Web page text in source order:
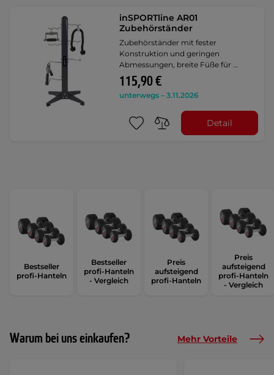
inSPORTline AR01
Zubehörständer
Zubehörständer mit fester
Konstruktion und geringen
Abmessungen, breite Füße für …
115,90 €
unterwegs – 3.11.2026
Detail
Bestseller
profi-Hanteln
Bestseller
profi-Hanteln
- Vergleich
Preis
aufsteigend
profi-Hanteln
Preis
aufsteigend
profi-Hanteln
- Vergleich
Warum bei uns einkaufen? Mehr Vorteile